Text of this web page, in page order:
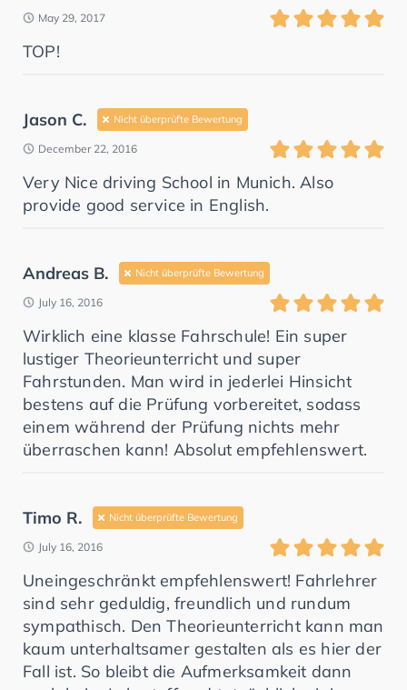
May 29, 2017
TOP!
Jason C. Nicht überprüfte Bewertung
December 22, 2016
Very Nice driving School in Munich. Also
provide good service in English.
Andreas B. Nicht überprüfte Bewertung
July 16, 2016
Wirklich eine klasse Fahrschule! Ein super
lustiger Theorieunterricht und super
Fahrstunden. Man wird in jederlei Hinsicht
bestens auf die Prüfung vorbereitet, sodass
einem während der Prüfung nichts mehr
überraschen kann! Absolut empfehlenswert.
Timo R. Nicht überprüfte Bewertung
July 16, 2016
Uneingeschränkt empfehlenswert! Fahrlehrer
sind sehr geduldig, freundlich und rundum
sympathisch. Den Theorieunterricht kann man
kaum unterhaltsamer gestalten als es hier der
Fall ist. So bleibt die Aufmerksamkeit dann